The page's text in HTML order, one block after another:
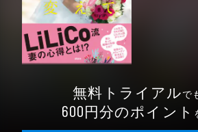
無料トライアルで
600円分のポイント